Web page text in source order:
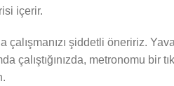
içerir.
şiddetli öneririz.
çalıştığınızda, metronomu bir